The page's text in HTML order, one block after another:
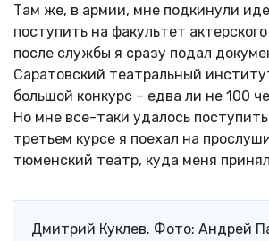
Там же, в армии, мне подкинули
поступить на факультет
после службы я сразу подал
Саратовский театральный
большой конкурс – едва ли не 100
Но мне все-таки удалось
третьем курсе я поехал на
тюменский театр, куда меня
Дмитрий Куклев. Фото: Андрей